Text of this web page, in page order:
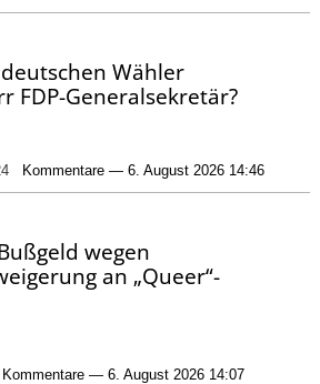
Wähler
FDP-Generalsekretär?
Kommentare — 6. August 2026 14:46
wegen
an „Queer“-
Kommentare — 6. August 2026 14:07